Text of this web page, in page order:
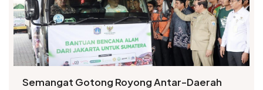
Semangat Gotong Royong Antar-Daerah